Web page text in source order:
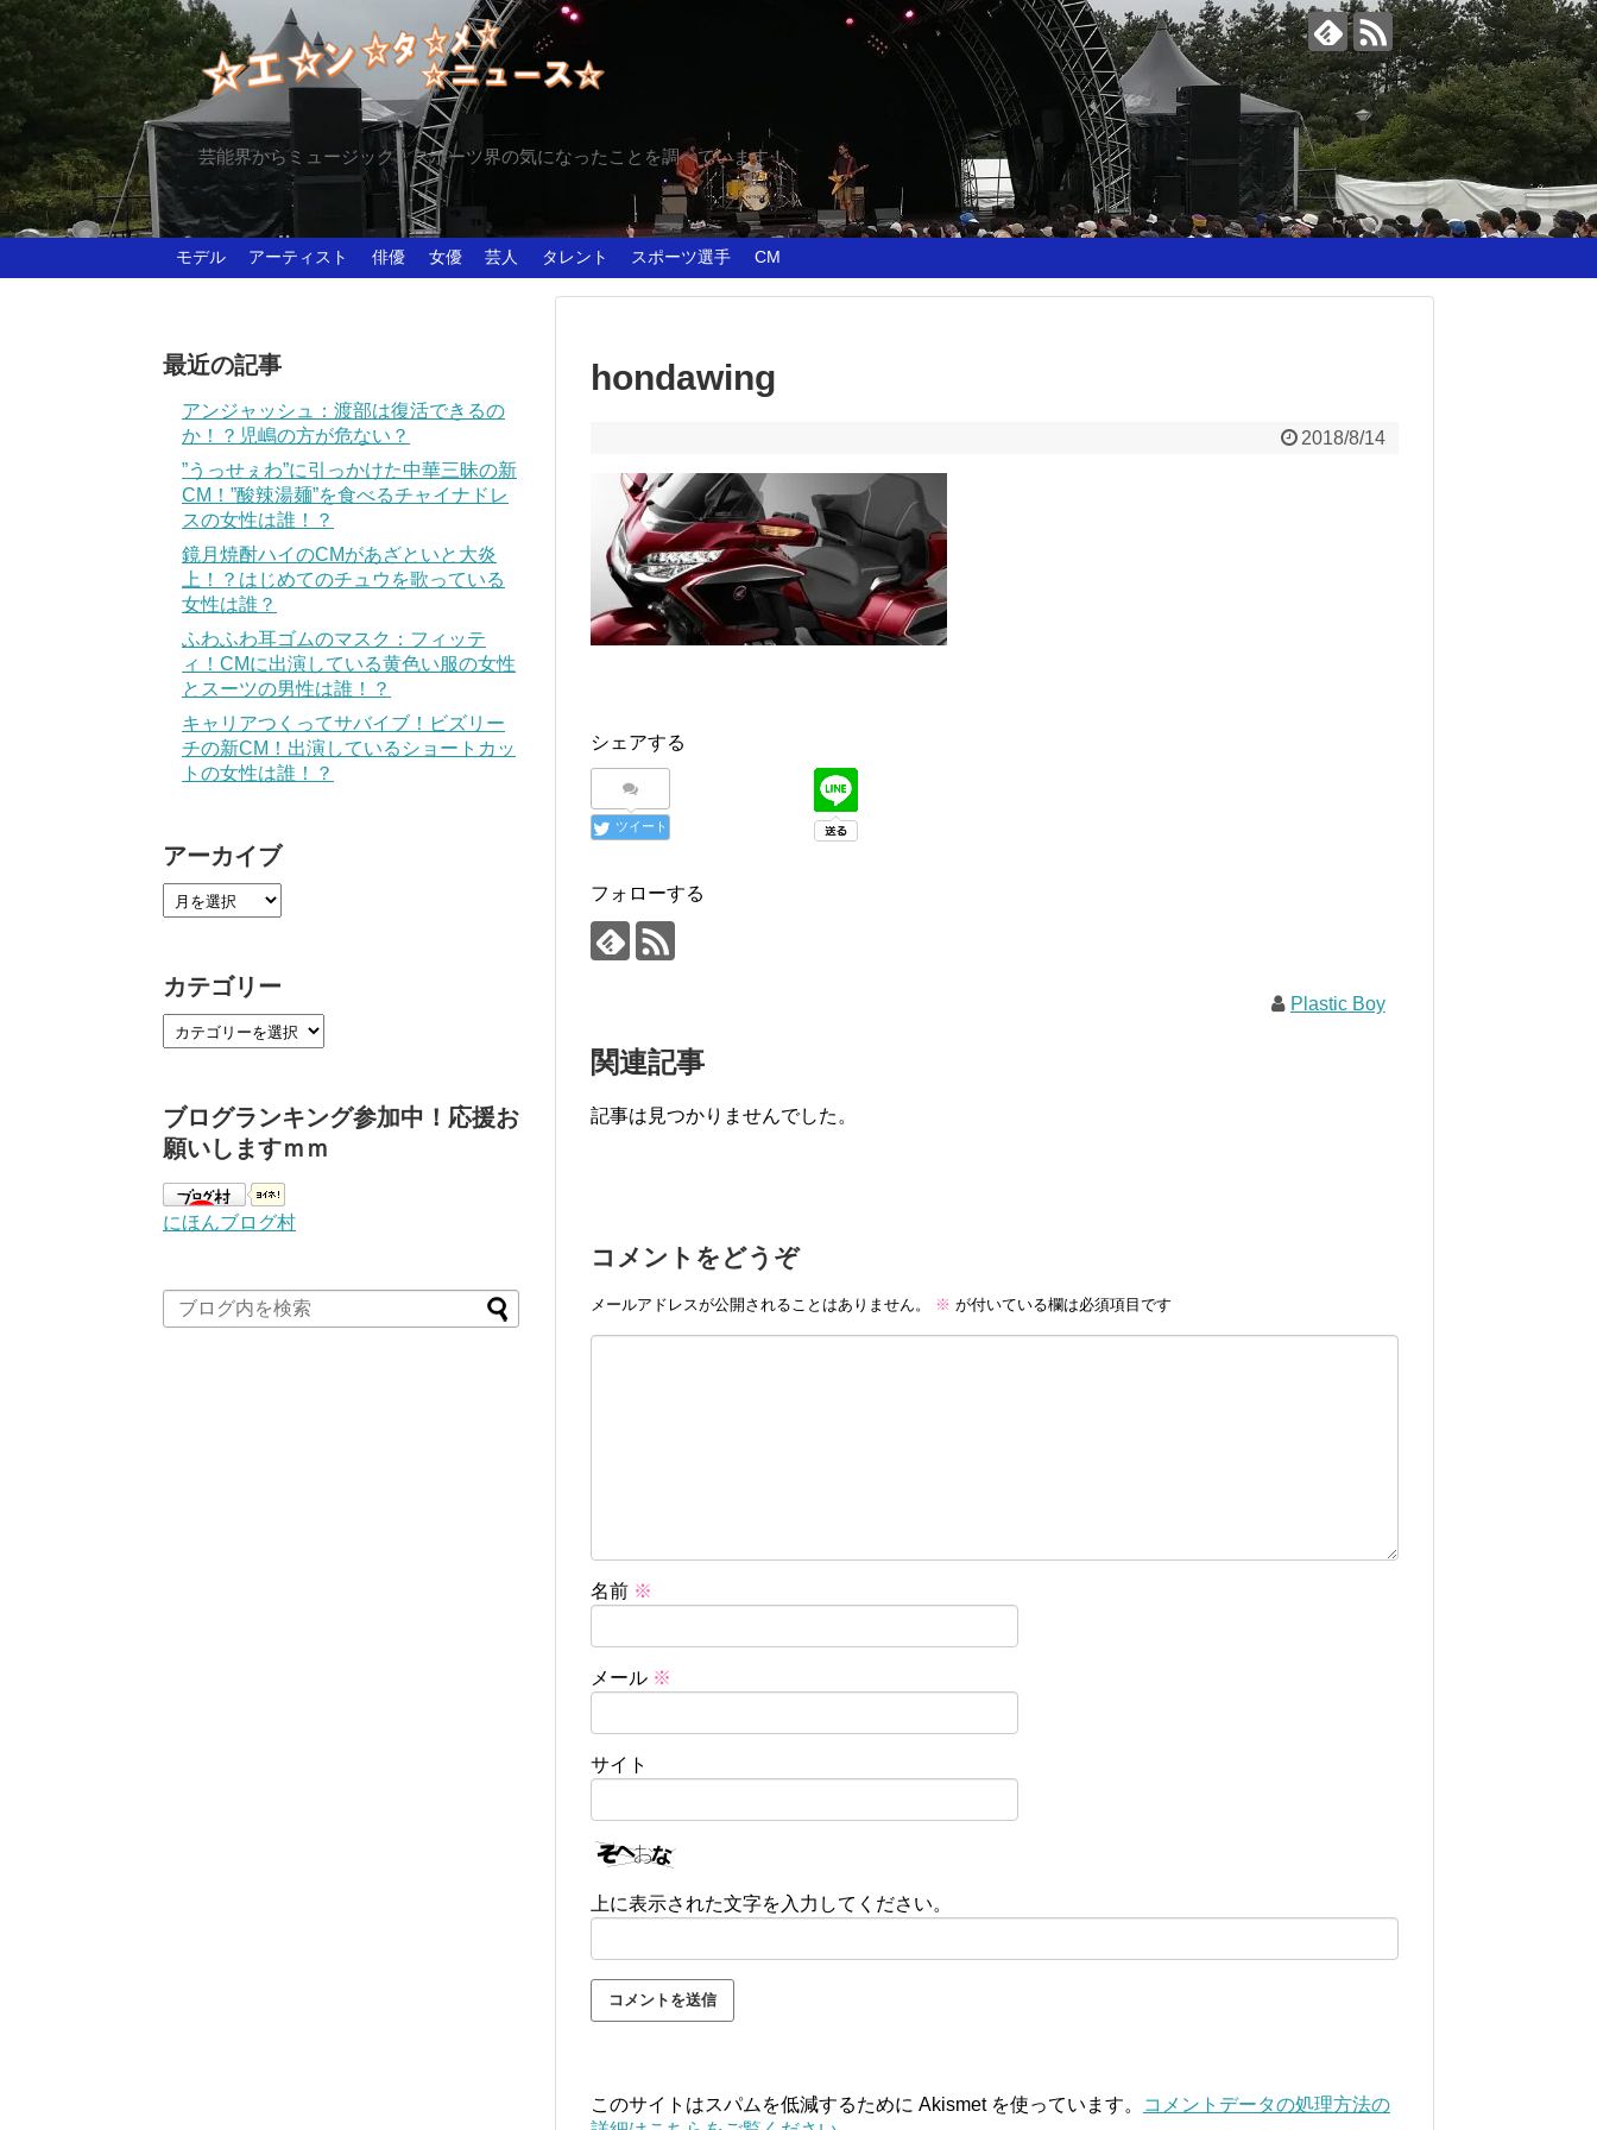
芸能界からミュージック、スポーツ界の気になったことを調べています！
モデル アーティスト 俳優 女優 芸人 タレント スポーツ選手 CM
hondawing
2018/8/14
シェアする
ツイート
フォローする
Plastic Boy
関連記事
記事は見つかりませんでした。
コメントをどうぞ
メールアドレスが公開されることはありません。 ※ が付いている欄は必須項目です
名前 ※
メール ※
サイト
上に表示された文字を入力してください。
このサイトはスパムを低減するために Akismet を使っています。
コメントデータの処理方法の
最近の記事
アンジャッシュ：渡部は復活できるの
か！？児嶋の方が危ない？
”うっせぇわ”に引っかけた中華三昧の新
CM！”酸辣湯麺”を食べるチャイナドレ
スの女性は誰！？
鏡月焼酎ハイのCMがあざといと大炎
上！？はじめてのチュウを歌っている
女性は誰？
ふわふわ耳ゴムのマスク：フィッテ
ィ！CMに出演している黄色い服の女性
とスーツの男性は誰！？
キャリアつくってサバイブ！ビズリー
チの新CM！出演しているショートカッ
トの女性は誰！？
アーカイブ
カテゴリー
ブログランキング参加中！応援お
願いしますｍｍ
にほんブログ村